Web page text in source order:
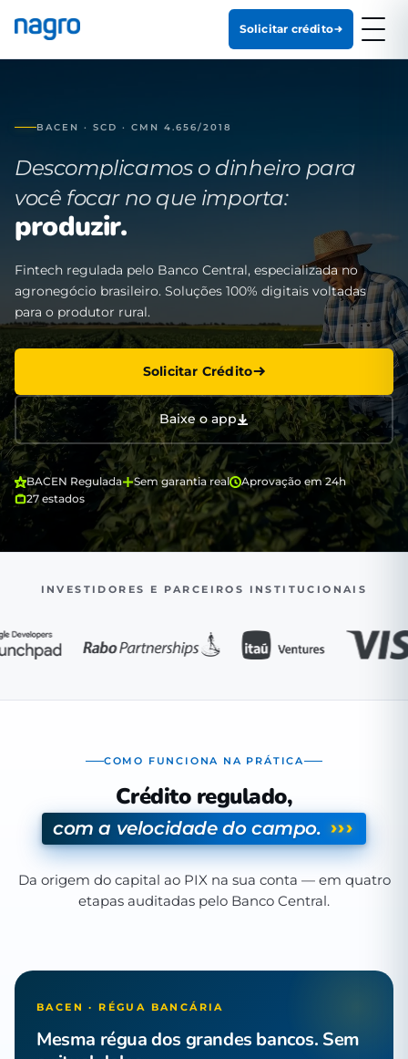
Solicitar crédito
BACEN · SCD · CMN 4.656/2018
Descomplicamos o dinheiro para
você focar no que importa:
produzir.
Fintech regulada pelo Banco Central, especializada no
agronegócio brasileiro. Soluções 100% digitais voltadas
para o produtor rural.
Solicitar Crédito
Baixe o app
BACEN Regulada Sem garantia real
Aprovação em 24h
27 estados
INVESTIDORES E PARCEIROS INSTITUCIONAIS
COMO FUNCIONA NA PRÁTICA
Crédito regulado,
com a velocidade do campo. ›››
Da origem do capital ao PIX na sua conta — em quatro
etapas auditadas pelo Banco Central.
BACEN · RÉGUA BANCÁRIA
Mesma régua dos grandes bancos. Sem